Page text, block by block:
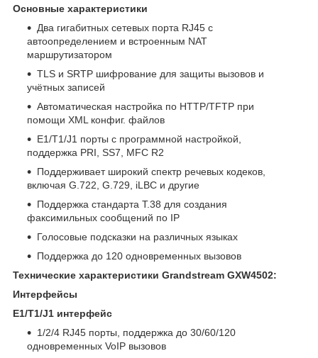
Основные характеристики
Два гигабитных сетевых порта RJ45 с
автоопределением и встроенным NAT
маршрутизатором
TLS и SRTP шифрование для защиты вызовов и
учётных записей
Автоматическая настройка по HTTP/TFTP при
помощи XML конфиг. файлов
E1/T1/J1 порты с программной настройкой,
поддержка PRI, SS7, MFC R2
Поддерживает широкий спектр речевых кодеков,
включая G.722, G.729, iLBC и другие
Поддержка стандарта T.38 для создания
факсимильных сообщений по IP
Голосовые подсказки на различных языках
Поддержка до 120 одновременных вызовов
Технические характеристики Grandstream GXW4502:
Интерфейсы
E1/T1/J1 интерфейс
1/2/4 RJ45 порты, поддержка до 30/60/120
одновременных VoIP вызовов